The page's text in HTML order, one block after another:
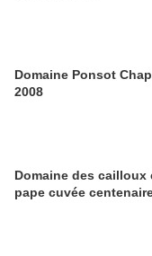
Domaine Ponsot
2008
Domaine des cailloux
pape cuvée